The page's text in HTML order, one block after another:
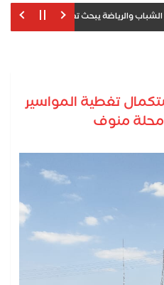
والرياضة يبحث تعظيم استثمار
تغطية المواسير
محلة منوف